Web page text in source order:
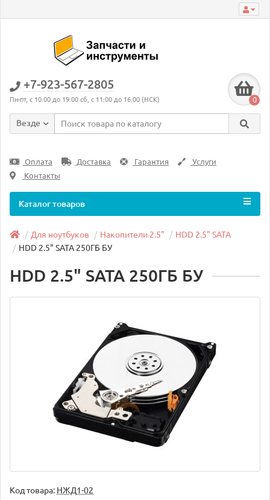
+7-923-567-2805
Пн-пт, с 10:00 до 19:00 сб, с 11:00 до 16:00 (НСК) 0
Везде
Оплата Доставка Гарантия
Услуги
Контакты
Каталог товаров
Для ноутбуков Накопители 2.5"
HDD 2.5" SATA
HDD 2.5" SATA 250ГБ БУ
HDD 2.5" SATA 250ГБ БУ
Код товара: НЖД1-02